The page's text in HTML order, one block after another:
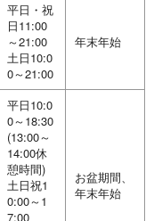
平日・祝
日11:00
～21:00
土日10:0
0～21:00
年末年始
平日10:0
0～18:30
(13:00～
14:00休
憩時間)
土日祝1
0:00～1
7:00
お盆期間、
年末年始